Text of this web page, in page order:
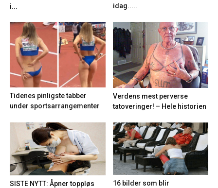
i...
idag.....
Tidenes pinligste tabber
under sportsarrangementer
Verdens mest perverse
tatoveringer! – Hele historien
SISTE NYTT: Åpner toppløs
16 bilder som blir